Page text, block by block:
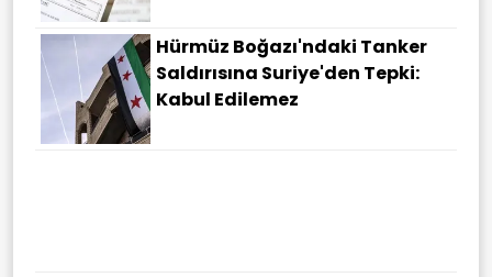
Hürmüz Boğazı'ndaki Tanker
Saldırısına Suriye'den Tepki:
Kabul Edilemez